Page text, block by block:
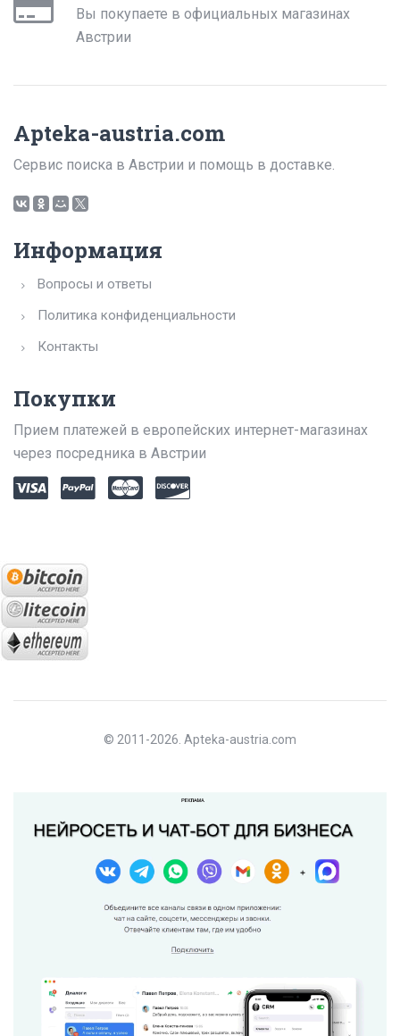
Вы покупаете в официальных магазинах
Австрии
Apteka-austria.com
Сервис поиска в Австрии и помощь в доставке.
Информация
Вопросы и ответы
Политика конфиденциальности
Контакты
Покупки
Прием платежей в европейских интернет-магазинах
через посредника в Австрии
© 2011-2026. Apteka-austria.com